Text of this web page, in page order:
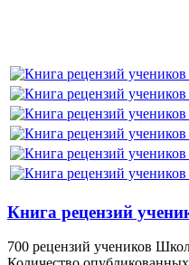
Книга рецензий
700 рецензий учеников